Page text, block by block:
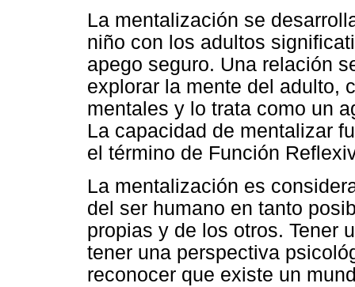
La mentalización se
niño con los adultos
apego seguro. Una relación
explorar la mente del adulto,
mentales y lo trata como un
La capacidad de mentalizar
el término de Función
La mentalización es
del ser humano en tanto
propias y de los otros. Tener
tener una perspectiva
reconocer que existe un